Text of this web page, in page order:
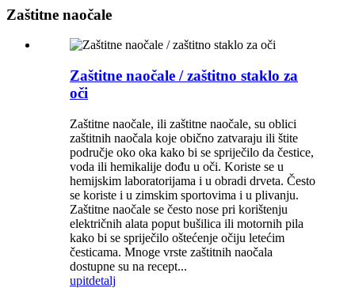
Zaštitne naočale
Zaštitne naočale / zaštitno staklo za
oči
Zaštitne naočale, ili zaštitne naočale, su oblici
zaštitnih naočala koje obično zatvaraju ili štite
područje oko oka kako bi se spriječilo da čestice,
voda ili hemikalije dođu u oči. Koriste se u
hemijskim laboratorijama i u obradi drveta. Često
se koriste i u zimskim sportovima i u plivanju.
Zaštitne naočale se često nose pri korištenju
električnih alata poput bušilica ili motornih pila
kako bi se spriječilo oštećenje očiju letećim
česticama. Mnoge vrste zaštitnih naočala
dostupne su na recept...
upitdetalj